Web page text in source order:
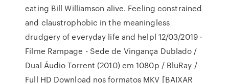
eating Bill Williamson alive. Feeling constrained
and claustrophobic in the meaningless
drudgery of everyday life and helpl 12/03/2019 ·
Filme Rampage - Sede de Vingança Dublado /
Dual Áudio Torrent (2010) em 1080p / BluRay /
Full HD Download nos formatos MKV [BAIXAR